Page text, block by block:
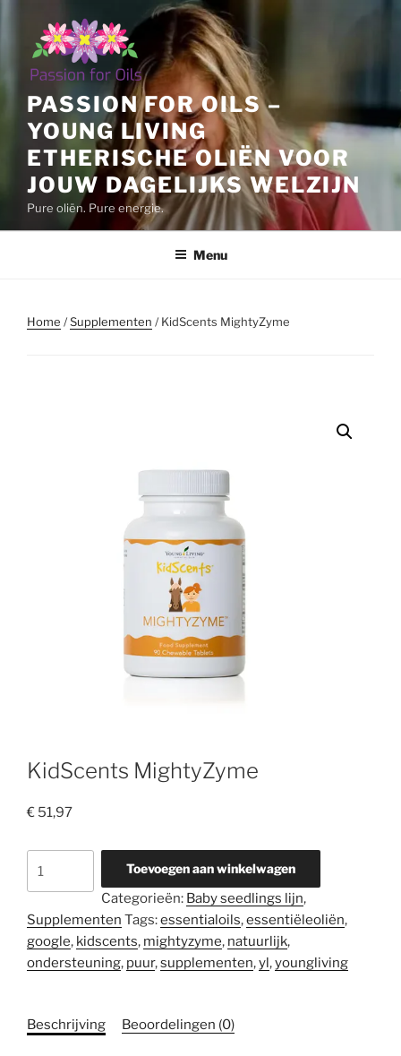
inhoud
PASSION FOR OILS –
YOUNG LIVING
ETHERISCHE OLIËN VOOR
JOUW DAGELIJKS WELZIJN
Pure oliën. Pure energie.
Menu
Home /Supplementen / KidScents MightyZyme
KidScents MightyZyme
€ 51,97
Toevoegen aan winkelwagen
Categorieën: Baby seedlings lijn,
Supplementen Tags:essentialoils,essentiëleoliën,
google, kidscents, mightyzyme, natuurlijk,
ondersteuning, puur,supplementen,yl ,youngliving
Beschrijving Beoordelingen (0)